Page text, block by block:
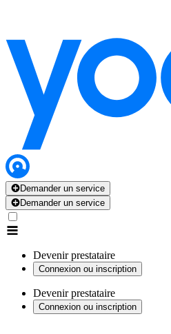
Demander un service
Demander un service
Devenir prestataire
Connexion ou inscription
Devenir prestataire
Connexion ou inscription